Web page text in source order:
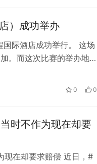
）成功举办
际酒店成功举行。 这场
。而这次比赛的举办地
服务赢得了选手们的一
0 0
时不作为现在却要
现在却要求赔偿 近日，#